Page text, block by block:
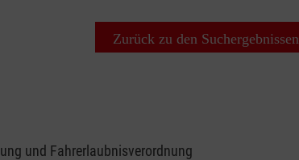
Zurück zu den Suchergebnissen
und Fahrerlaubnisverordnung